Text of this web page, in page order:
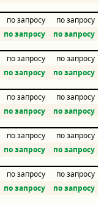
по запросу
по запросу
по запросу по запросу
по запросу
по запросу
по запросу по запросу
по запросу
по запросу
по запросу по запросу
по запросу
по запросу
по запросу по запросу
по запросу
по запросу
по запросу по запросу